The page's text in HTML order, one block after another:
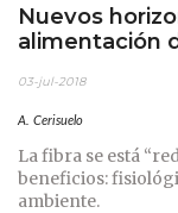
Nuevos
alimentación
03-jul-2018
A. Cerisuelo
La fibra se está
beneficios:
ambiente.